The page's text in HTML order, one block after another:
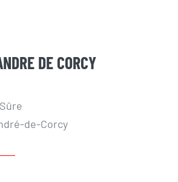
DE CORCY
de-Corcy